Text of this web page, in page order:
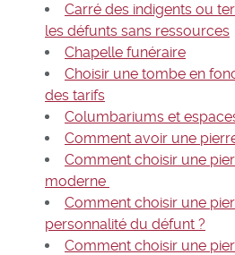
Carré des indigents ou
les défunts sans ressources
Chapelle funéraire
Choisir une tombe en
des tarifs
Columbariums et
Comment avoir une
Comment choisir une
moderne
Comment choisir une
personnalité du défunt ?
Comment choisir une